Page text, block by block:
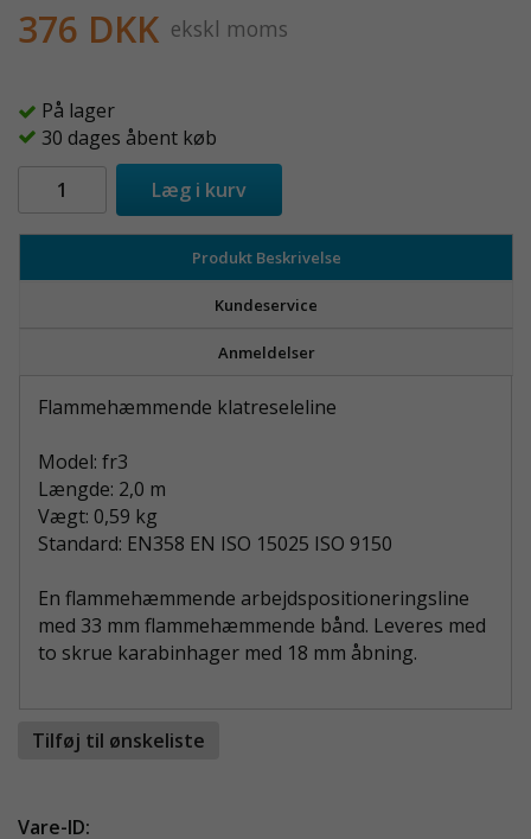
376 DKK ekskl moms
På lager
30 dages åbent køb
Læg i kurv
Produkt Beskrivelse
Kundeservice
Anmeldelser
Flammehæmmende klatreseleline
Model: fr3
Længde: 2,0 m
Vægt: 0,59 kg
Standard: EN358 EN ISO 15025 ISO 9150
En flammehæmmende arbejdspositioneringsline
med 33 mm flammehæmmende bånd. Leveres med
to skrue karabinhager med 18 mm åbning.
Tilføj til ønskeliste
Vare-ID: